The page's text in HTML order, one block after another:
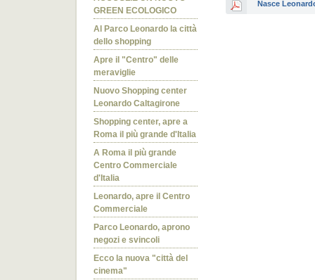
GREEN ECOLOGICO
Al Parco Leonardo la città
dello shopping
Apre il "Centro" delle
meraviglie
Nuovo Shopping center
Leonardo Caltagirone
Shopping center, apre a
Roma il più grande d'Italia
A Roma il più grande
Centro Commerciale
d'Italia
Leonardo, apre il Centro
Commerciale
Parco Leonardo, aprono
negozi e svincoli
Ecco la nuova "città del
cinema"
Nasce